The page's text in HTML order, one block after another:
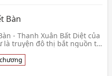
Bàn
- Thanh Xuân Bất Diệt của
là truyện đô thị bắt nguồn từ
điểm và triết lý sống của